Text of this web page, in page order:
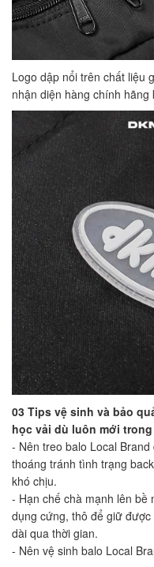
Logo dập nổi trên chất liệu
nhận diện hàng chính hãng
03 Tips vệ sinh và bảo
học vải dù luôn mới
- Nên treo balo Local
thoáng tránh tình trạng
khó chịu.
- Hạn chế chà mạnh lên bề
dụng cứng, thô để giữ
dài qua thời gian.
- Nên vệ sinh balo Local